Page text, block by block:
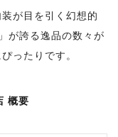
が目を引く幻想的
が誇る逸品の数々が
ったりです。
概要